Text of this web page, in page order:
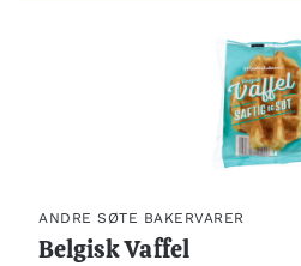
ANDRE SØTE BAKERVARER
Belgisk Vaffel